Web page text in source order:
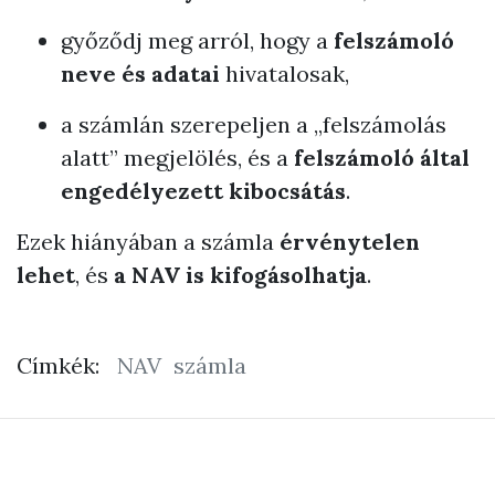
győződj meg arról, hogy a felszámoló
neve és adatai hivatalosak,
a számlán szerepeljen a „felszámolás
alatt” megjelölés, és a felszámoló által
engedélyezett kibocsátás.
Ezek hiányában a számla érvénytelen
lehet, és a NAV is kifogásolhatja.
Címkék: NAV számla